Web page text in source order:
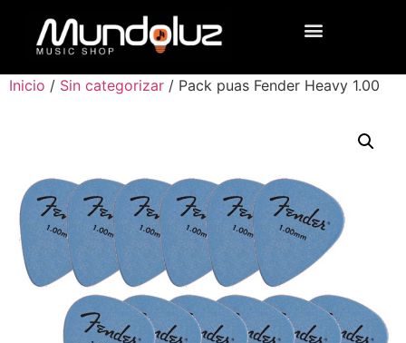
Inicio / Sin categorizar / Pack puas Fender Heavy 1.00